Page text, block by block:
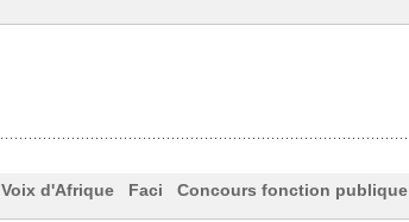
Voix d'Afrique Faci Concours fonction publique